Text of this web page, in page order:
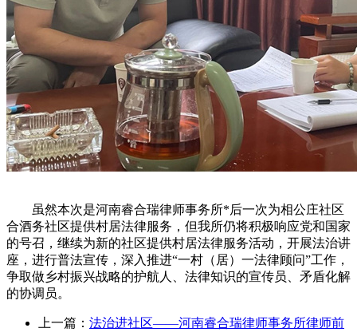
虽然本次是河南睿合瑞律师事务所*后一次为相公庄社区
合酒务社区提供村居法律服务，但我所仍将积极响应党和国家
的号召，继续为新的社区提供村居法律服务活动，开展法治讲
座，进行普法宣传，深入推进“一村（居）一法律顾问”工作，
争取做乡村振兴战略的护航人、法律知识的宣传员、矛盾化解
的协调员。
上一篇： 法治进社区——河南睿合瑞律师事务所律师前